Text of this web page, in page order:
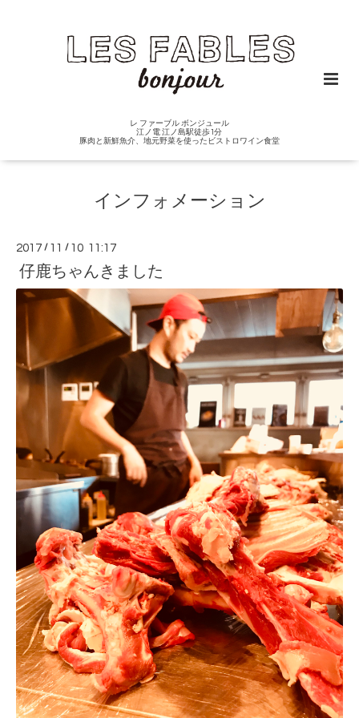
レ ファーブル ボンジュール
江ノ電 江ノ島駅徒歩1分
豚肉と新鮮魚介、地元野菜を使ったビストロワイン食堂
インフォメーション
2017 / 11 / 10 11:17
仔鹿ちゃんきました